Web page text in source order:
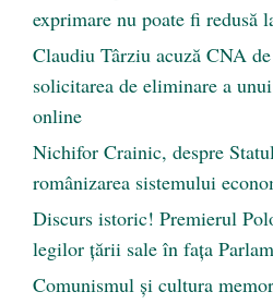
exprimare nu poate fi redusă
Claudiu Târziu acuză CNA
solicitarea de eliminare a
online
Nichifor Crainic, despre
românizarea sistemului
Discurs istoric! Premierul
legilor țării sale în fața
Comunismul şi cultura